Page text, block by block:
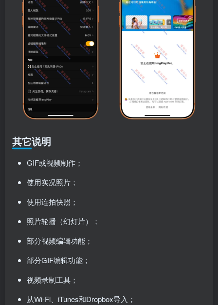
其它说明
GIF或视频制作；
使用实况照片；
使用连拍快照；
照片轮播（幻灯片）；
部分视频编辑功能；
部分GIF编辑功能；
视频录制工具；
从Wi-Fi、iTunes和Dropbox导入；